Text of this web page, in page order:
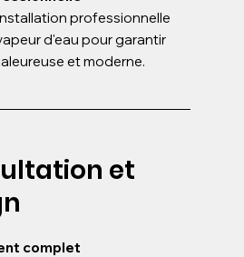
professionnelle
d'eau pour garantir
et moderne.
et
complet